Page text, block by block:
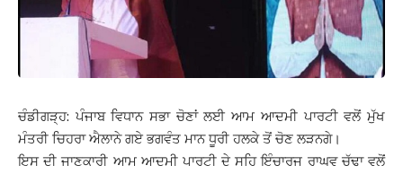
ਚੰਡੀਗੜ੍ਹ: ਪੰਜਾਬ ਵਿਧਾਨ ਸਭਾ ਚੋਣਾਂ ਲਈ ਆਮ ਆਦਮੀ ਪਾਰਟੀ ਵਲੋਂ ਮੁੱਖ
ਮੰਤਰੀ ਚਿਹਰਾ ਐਲਾਨੇ ਗਏ ਭਗਵੰਤ ਮਾਨ ਧੂਰੀ ਹਲਕੇ ਤੋਂ ਚੋਣ ਲੜਨਗੇ।
ਇਸ ਦੀ ਜਾਣਕਾਰੀ ਆਮ ਆਦਮੀ ਪਾਰਟੀ ਦੇ ਸਹਿ ਇੰਚਾਰਜ ਰਾਘਵ ਚੱਢਾ ਵਲੋਂ